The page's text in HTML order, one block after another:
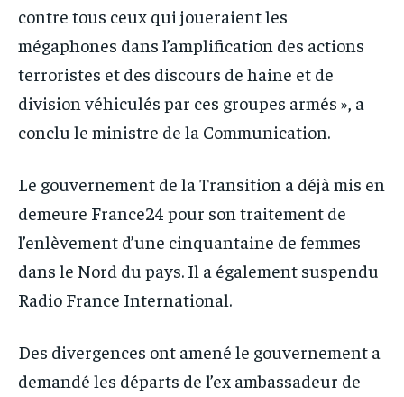
contre tous ceux qui joueraient les
mégaphones dans l’amplification des actions
terroristes et des discours de haine et de
division véhiculés par ces groupes armés », a
conclu le ministre de la Communication.
Le gouvernement de la Transition a déjà mis en
demeure France24 pour son traitement de
l’enlèvement d’une cinquantaine de femmes
dans le Nord du pays. Il a également suspendu
Radio France International.
Des divergences ont amené le gouvernement a
demandé les départs de l’ex ambassadeur de